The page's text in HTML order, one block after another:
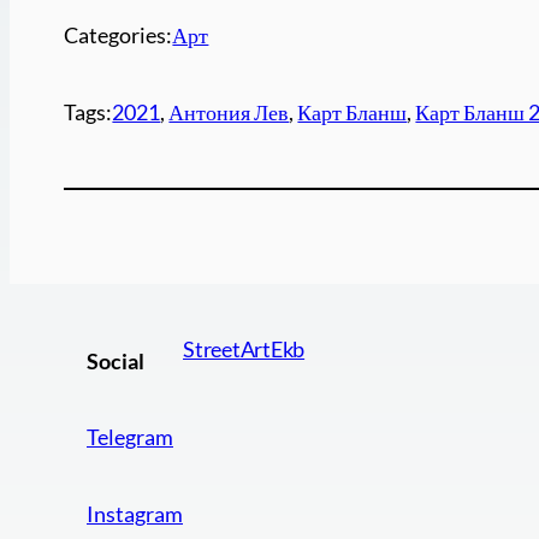
Categories:Арт
Tags:2021, Антония Лев, Карт Бланш, Карт Бланш
Social
Telegram
Instagram
StreetArtEkb